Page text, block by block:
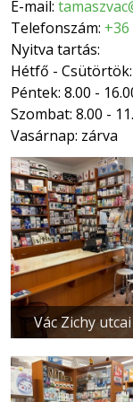
E-mail:
Telefonszám: +36
Nyitva tartás:
Hétfő - Csütörtök:
Péntek: 8.00 -
Szombat: 8.00 -
Vasárnap: zárva
Vác Zichy